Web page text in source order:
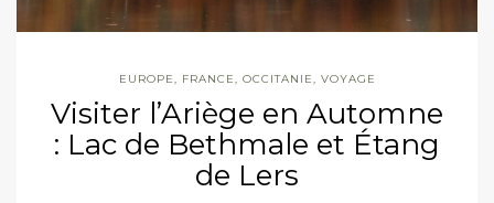
EUROPE FRANCE OCCITANIE VOYAGE
Visiter l’Ariège en Automne
: Lac de Bethmale et Étang
de Lers